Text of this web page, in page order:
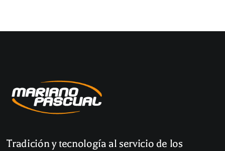
Tradición y tecnología al servicio de los